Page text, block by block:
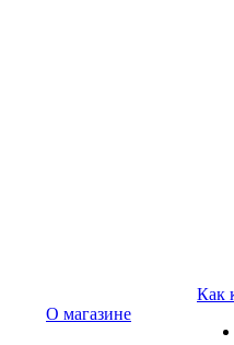
О магазине
Как